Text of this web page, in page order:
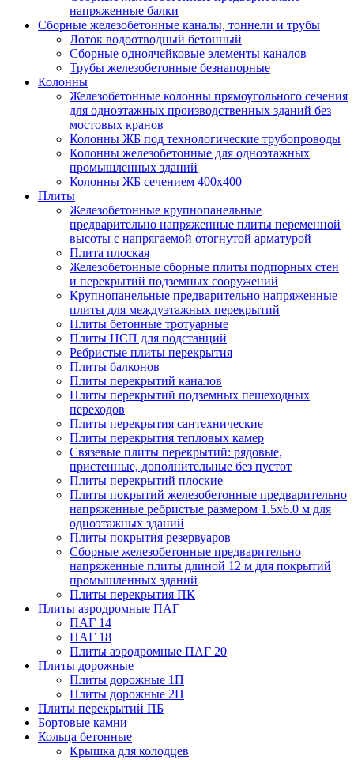
напряженные балки
Сборные железобетонные каналы, тоннели и трубы
Лоток водоотводный бетонный
Сборные одноячейковые элементы каналов
Трубы железобетонные безнапорные
Колонны
Железобетонные колонны прямоугольного сечения
для одноэтажных производственных зданий без
мостовых кранов
Колонны ЖБ под технологические трубопроводы
Колонны железобетонные для одноэтажных
промышленных зданий
Колонны ЖБ сечением 400х400
Плиты
Железобетонные крупнопанельные
предварительно напряженные плиты переменной
высоты с напрягаемой отогнутой арматурой
Плита плоская
Железобетонные сборные плиты подпорных стен
и перекрытий подземных сооружений
Крупнопанельные предварительно напряженные
плиты для междуэтажных перекрытий
Плиты бетонные тротуарные
Плиты НСП для подстанций
Ребристые плиты перекрытия
Плиты балконов
Плиты перекрытий каналов
Плиты перекрытий подземных пешеходных
переходов
Плиты перекрытия сантехнические
Плиты перекрытия тепловых камер
Связевые плиты перекрытий: рядовые,
пристенные, дополнительные без пустот
Плиты перекрытий плоские
Плиты покрытий железобетонные предварительно
напряженные ребристые размером 1.5х6.0 м для
одноэтажных зданий
Плиты покрытия резервуаров
Сборные железобетонные предварительно
напряженные плиты длиной 12 м для покрытий
промышленных зданий
Плиты перекрытия ПК
Плиты аэродромные ПАГ
ПАГ 14
ПАГ 18
Плиты аэродромные ПАГ 20
Плиты дорожные
Плиты дорожные 1П
Плиты дорожные 2П
Плиты перекрытий ПБ
Бортовые камни
Кольца бетонные
Крышка для колодцев